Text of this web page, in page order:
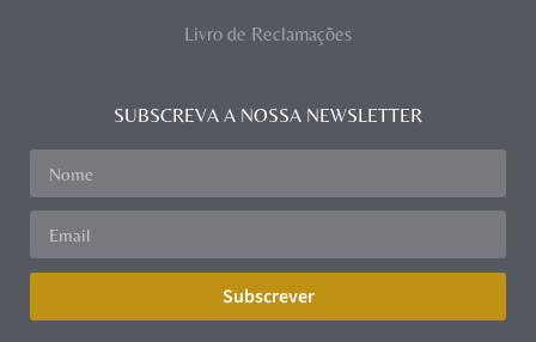
Livro de Reclamações
SUBSCREVA A NOSSA NEWSLETTER
Subscrever